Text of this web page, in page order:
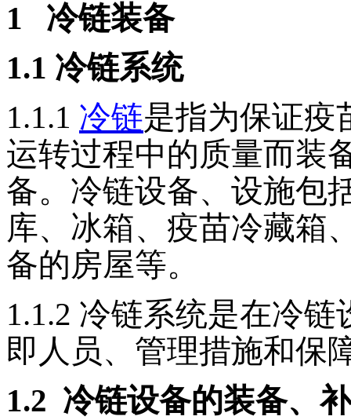
1 冷链装备
1.1 冷链系统
1.1.1 冷链是指为保证疫
运转过程中的质量而装
备。 冷链设备、设施包
库、冰箱、疫苗冷藏箱
备的房屋等。
1.1.2 冷链系统是在冷链
即人员、管理措施和保
1.2 冷链设备的装备、